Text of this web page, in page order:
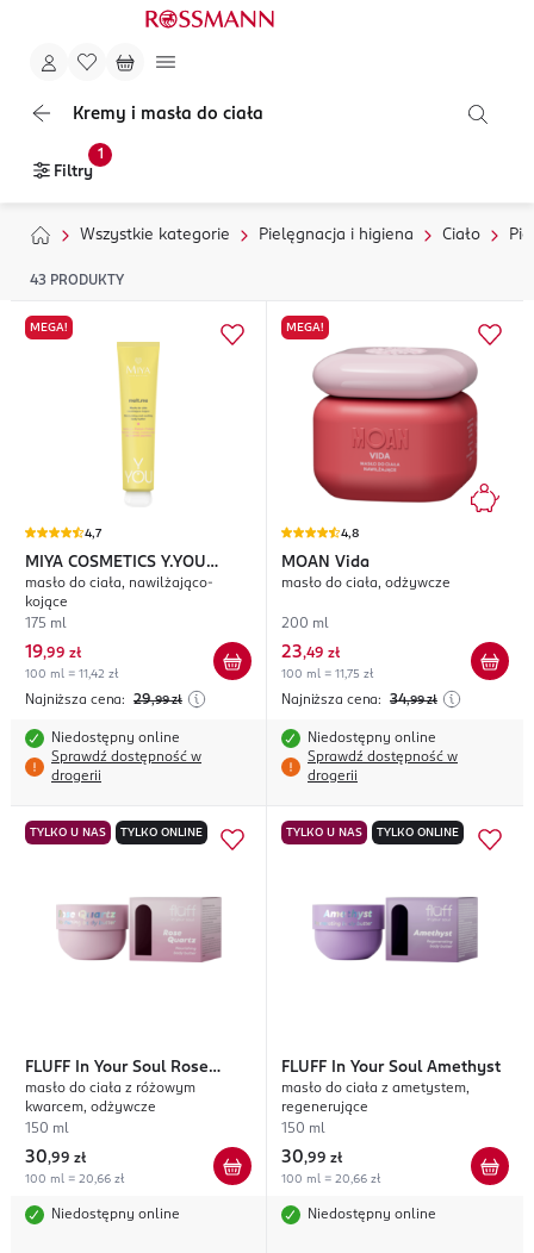
Kremy i masła do ciała
Filtry
1
Wszystkie kategorie Pielęgnacja i higiena Ciało
43 PRODUKTY
MEGA!
4,7
MIYA COSMETICS Y.YOU
melt.me
masło do ciała, nawilżająco-
kojące
175 ml
19,99 zł
100 ml = 11,42 zł
Najniższa cena: 29,99 zł
Niedostępny online
Sprawdź dostępność w
drogerii
MEGA!
4,8
MOAN Vida
masło do ciała, odżywcze
200 ml
23,49 zł
100 ml = 11,75 zł
Najniższa cena: 34,99 zł
Niedostępny online
Sprawdź dostępność w
drogerii
TYLKO U NAS TYLKO ONLINE
FLUFF
In Your Soul Rose
Quartz
masło do ciała z różowym
kwarcem, odżywcze
150 ml
30,99 zł
100 ml = 20,66 zł
Niedostępny online
TYLKO U NAS TYLKO ONLINE
FLUFF In Your Soul Amethyst
masło do ciała z ametystem,
regenerujące
150 ml
30,99 zł
100 ml = 20,66 zł
Niedostępny online